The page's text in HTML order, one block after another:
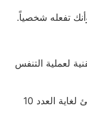
تفعله شخصياً.
لعملية التنفس
لغاية العدد 10 ثم الزفير من الأنف بشكل بطيئ لغاية العدد 10